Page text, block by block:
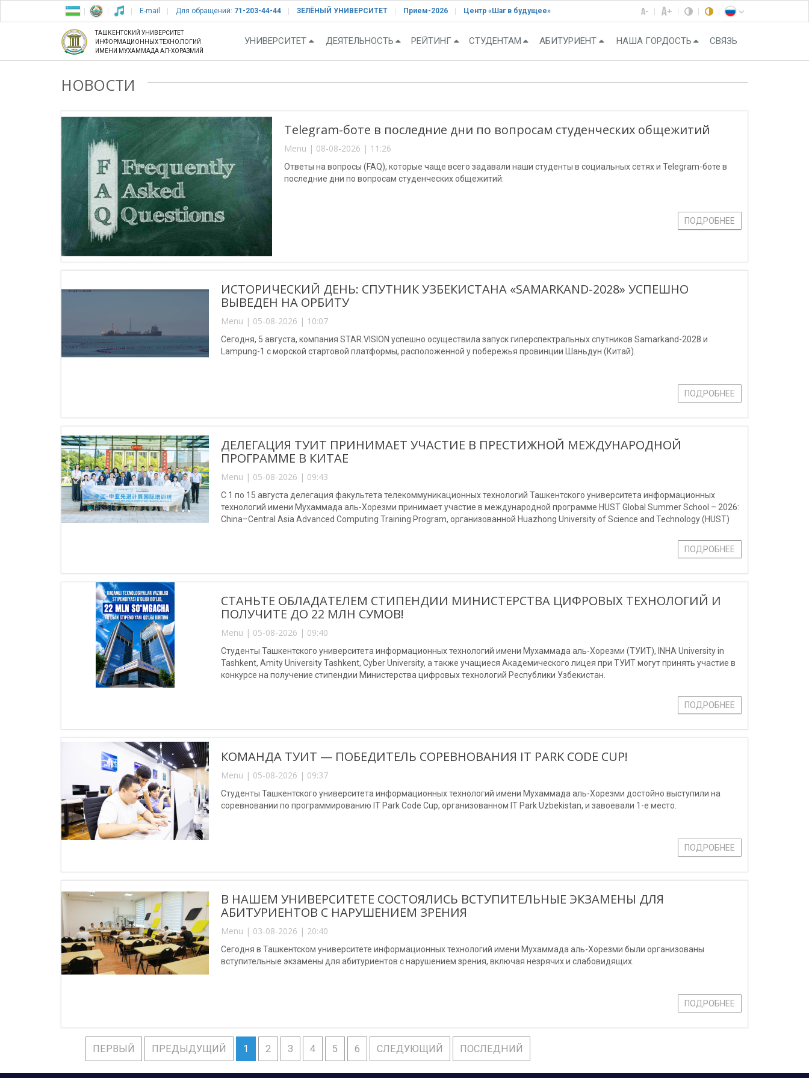
E-mail Для обращений: 71-203-44-44 ЗЕЛЁНЫЙ УНИВЕРСИТЕТ Прием-2026 Центр «Шаг в будущее»
ТАШКЕНТСКИЙ УНИВЕРСИТЕТ
ИНФОРМАЦИОННЫХ ТЕХНОЛОГИЙ
ИМЕНИ МУХАММАДА АЛ-ХОРАЗМИЙ
УНИВЕРСИТЕТ ДЕЯТЕЛЬНОСТЬ РЕЙТИНГ СТУДЕНТАМ АБИТУРИЕНТ НАША ГОРДОСТЬ СВЯЗЬ
НОВОСТИ
Telegram-боте в последние дни по вопросам студенческих общежитий
Menu | 08-08-2026 | 11:26
Ответы на вопросы (FAQ), которые чаще всего задавали наши студенты в социальных сетях и Telegram-боте в
последние дни по вопросам студенческих общежитий:
ПОДРОБНЕЕ
ИСТОРИЧЕСКИЙ ДЕНЬ: СПУТНИК УЗБЕКИСТАНА «SAMARKAND-2028» УСПЕШНО
ВЫВЕДЕН НА ОРБИТУ
Menu | 05-08-2026 | 10:07
Сегодня, 5 августа, компания STAR.VISION успешно осуществила запуск гиперспектральных спутников Samarkand-2028 и
Lampung-1 с морской стартовой платформы, расположенной у побережья провинции Шаньдун (Китай).
ПОДРОБНЕЕ
ДЕЛЕГАЦИЯ ТУИТ ПРИНИМАЕТ УЧАСТИЕ В ПРЕСТИЖНОЙ МЕЖДУНАРОДНОЙ
ПРОГРАММЕ В КИТАЕ
Menu | 05-08-2026 | 09:43
С 1 по 15 августа делегация факультета телекоммуникационных технологий Ташкентского университета информационных
технологий имени Мухаммада аль-Хорезми принимает участие в международной программе HUST Global Summer School – 2026:
China–Central Asia Advanced Computing Training Program, организованной Huazhong University of Science and Technology (HUST)
ПОДРОБНЕЕ
СТАНЬТЕ ОБЛАДАТЕЛЕМ СТИПЕНДИИ МИНИСТЕРСТВА ЦИФРОВЫХ ТЕХНОЛОГИЙ И
ПОЛУЧИТЕ ДО 22 МЛН СУМОВ!
Menu | 05-08-2026 | 09:40
Студенты Ташкентского университета информационных технологий имени Мухаммада аль-Хорезми (ТУИТ), INHA University in
Tashkent, Amity University Tashkent, Cyber University, а также учащиеся Академического лицея при ТУИТ могут принять участие в
конкурсе на получение стипендии Министерства цифровых технологий Республики Узбекистан.
ПОДРОБНЕЕ
КОМАНДА ТУИТ — ПОБЕДИТЕЛЬ СОРЕВНОВАНИЯ IT PARK CODE CUP!
Menu | 05-08-2026 | 09:37
Студенты Ташкентского университета информационных технологий имени Мухаммада аль-Хорезми достойно выступили на
соревновании по программированию IT Park Code Cup, организованном IT Park Uzbekistan, и завоевали 1-е место.
ПОДРОБНЕЕ
В НАШЕМ УНИВЕРСИТЕТЕ СОСТОЯЛИСЬ ВСТУПИТЕЛЬНЫЕ ЭКЗАМЕНЫ ДЛЯ
АБИТУРИЕНТОВ С НАРУШЕНИЕМ ЗРЕНИЯ
Menu | 03-08-2026 | 20:40
Сегодня в Ташкентском университете информационных технологий имени Мухаммада аль-Хорезми были организованы
вступительные экзамены для абитуриентов с нарушением зрения, включая незрячих и слабовидящих.
ПОДРОБНЕЕ
ПЕРВЫЙ ПРЕДЫДУЩИЙ 1 2 3 4 5 6 СЛЕДУЮЩИЙ ПОСЛЕДНИЙ